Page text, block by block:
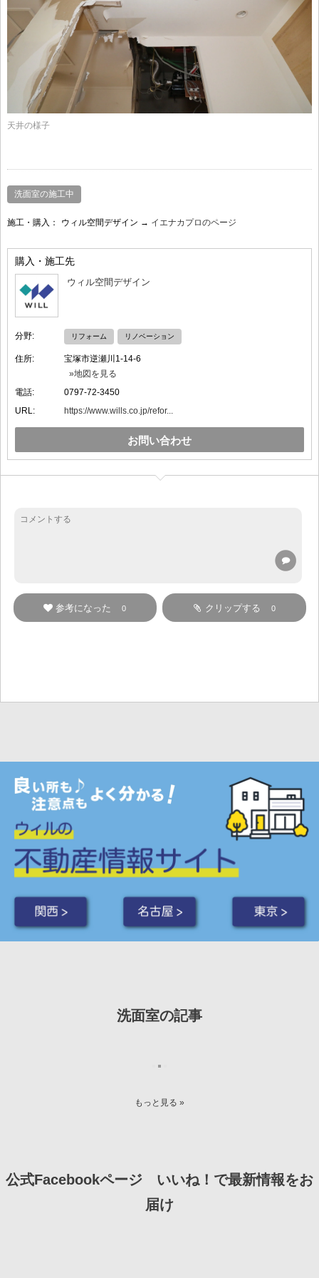
天井の様子
洗面室の施工中
施工・購入： ウィル空間デザイン → イエナカプロのページ
購入・施工先
ウィル空間デザイン
分野: リフォーム リノベーション
住所:
宝塚市逆瀬川1-14-6
»地図を見る
電話:
0797-72-3450
URL:
https://www.wills.co.jp/refor...
お問い合わせ
クリップする 0
参考になった 0
関西 > 名古屋 > 東京 >
洗面室の記事
もっと見る »
公式Facebookページ いいね！で最新情報をお
届け